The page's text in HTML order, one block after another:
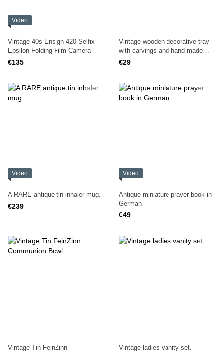
Video
Vintage 40s Ensign 420 Selfix
Epsilon Folding Film Camera
€135
Vintage wooden decorative tray
with carvings and hand-made
pattern.
€29
Video
A RARE antique tin inhaler mug.
€239
Video
Antique miniature prayer book in
German
€49
Vintage Tin FeinZinn
Vintage ladies vanity set.